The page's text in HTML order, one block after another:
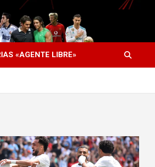
«AGENTE LIBRE»